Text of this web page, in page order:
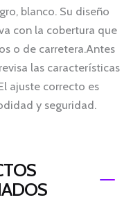
blanco. Su diseño
con la cobertura que
o de carretera.Antes
las características
ajuste correcto es
y seguridad.